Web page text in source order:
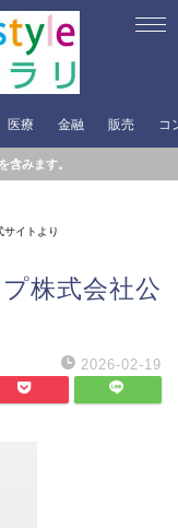
医療 金融 販売 コ
含みます。
イトより
株式会社公
2026-02-19